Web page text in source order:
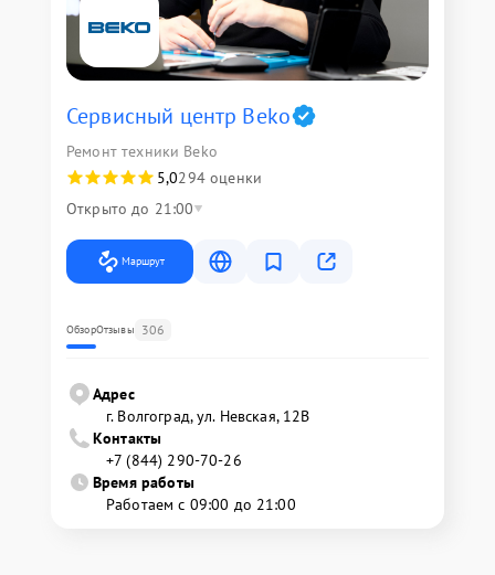
Сервисный центр Beko
Ремонт техники Beko
5,0294 оценки
Открыто до 21:00
Маршрут
ОбзорОтзывы 306
Адрес
г. Волгоград, ул. Невская, 12В
Контакты
+7 (844) 290-70-26
Время работы
Работаем с 09:00 до 21:00